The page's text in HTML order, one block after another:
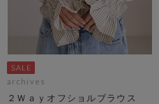
archives
２Ｗａｙオフショルブラウス